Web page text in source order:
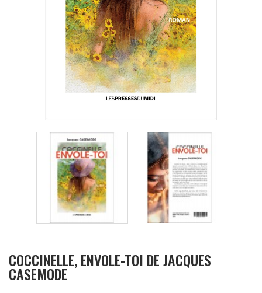
COCCINELLE, ENVOLE-TOI DE JACQUES
CASEMODE